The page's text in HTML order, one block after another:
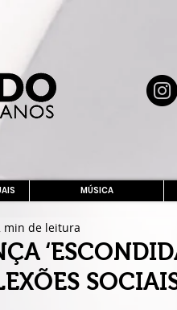
MÚSICA
min de leitura